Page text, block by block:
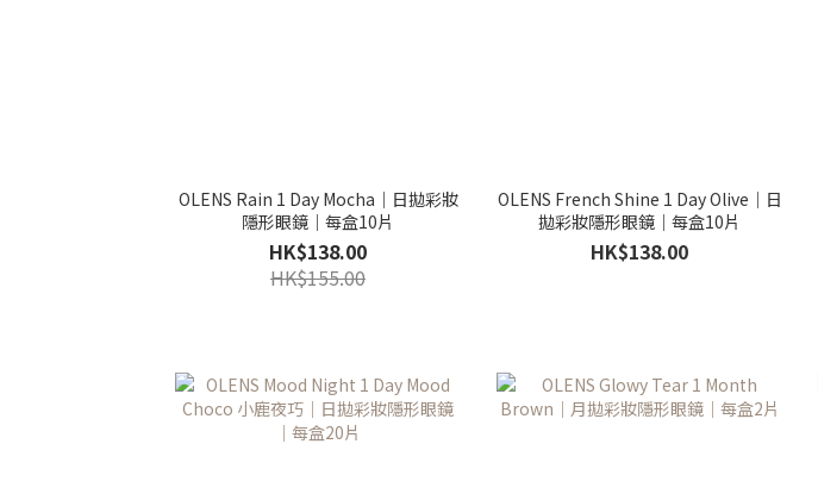
OLENS Rain 1 Day Mocha｜日拋彩妝
隱形眼鏡｜每盒10片
HK$138.00
HK$155.00
OLENS French Shine 1 Day Olive｜日
拋彩妝隱形眼鏡｜每盒10片
HK$138.00